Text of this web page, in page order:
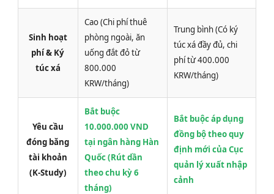
Sinh hoạt
phí & Ký
túc xá
Cao (Chi phí thuê
phòng ngoài, ăn
uống đắt đỏ từ
800.000
KRW/tháng)
Trung bình (Có ký
túc xá đầy đủ, chi
phí từ 400.000
KRW/tháng)
Yêu cầu
đóng băng
tài khoản
(K-Study)
Bắt buộc
10.000.000 VND
tại ngân hàng Hàn
Quốc (Rút dần
theo chu kỳ 6
tháng)
Bắt buộc áp dụng
đồng bộ theo quy
định mới của Cục
quản lý xuất nhập
cảnh